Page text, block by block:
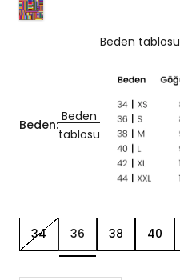
Beden:
Beden
tablosu
Beden tablosu
34 36 38 40